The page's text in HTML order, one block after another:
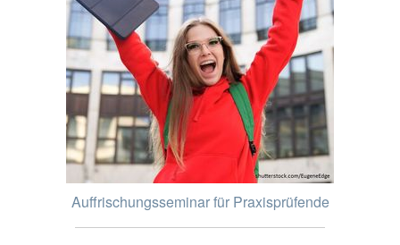
Auffrischungsseminar für Praxisprüfende